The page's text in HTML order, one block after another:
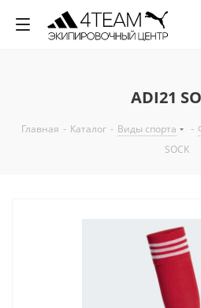
ADI21
Главная - Каталог - Виды спорта -
SOCK